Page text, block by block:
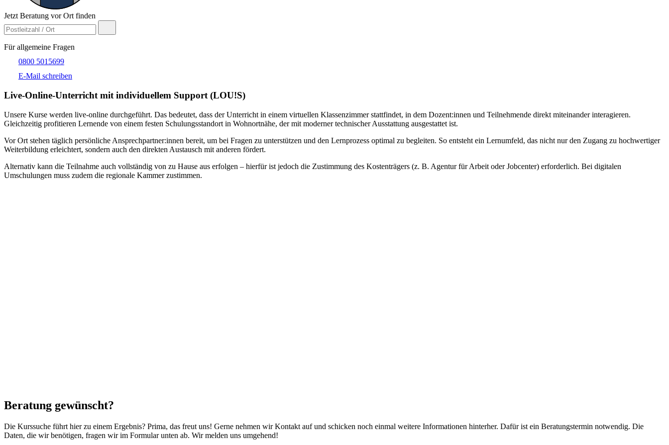
Jetzt Beratung vor Ort finden
Für allgemeine Fragen
0800 5015699
E-Mail schreiben
Live-​Online-Unterricht mit individuellem Support (LOU!S)
Unsere Kurse werden live-online durchgeführt. Das bedeutet, dass der Unterricht in einem virtuellen Klassenzimmer stattfindet, in dem Dozent:innen und Teilnehmende direkt miteinander interagieren.
Gleichzeitig profitieren Lernende von einem festen Schulungsstandort in Wohnortnähe, der mit moderner technischer Ausstattung ausgestattet ist.
Vor Ort stehen täglich persönliche Ansprechpartner:innen bereit, um bei Fragen zu unterstützen und den Lernprozess optimal zu begleiten. So entsteht ein Lernumfeld, das nicht nur den Zugang zu hochwertiger
Weiterbildung erleichtert, sondern auch den direkten Austausch mit anderen fördert.
Alternativ kann die Teilnahme auch vollständig von zu Hause aus erfolgen – hierfür ist jedoch die Zustimmung des Kostenträgers (z. B. Agentur für Arbeit oder Jobcenter) erforderlich. Bei digitalen
Umschulungen muss zudem die regionale Kammer zustimmen.
Beratung gewünscht?
Die Kurssuche führt hier zu einem Ergebnis? Prima, das freut uns! Gerne nehmen wir Kontakt auf und schicken noch einmal weitere Informationen hinterher. Dafür ist ein Beratungstermin notwendig. Die
Daten, die wir benötigen, fragen wir im Formular unten ab. Wir melden uns umgehend!